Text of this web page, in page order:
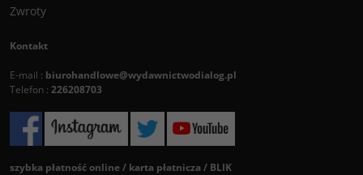
Zwroty
Kontakt
E-mail : biurohandlowe@wydawnictwodialog.pl
Telefon : 226208703
szybka płatność online / karta płatnicza / BLIK